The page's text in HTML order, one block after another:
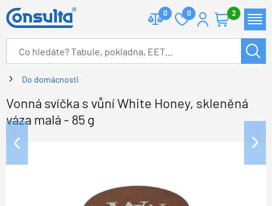
0 0 2
Do domácnosti
Vonná svíčka s vůní White Honey, skleněná
váza malá - 85 g